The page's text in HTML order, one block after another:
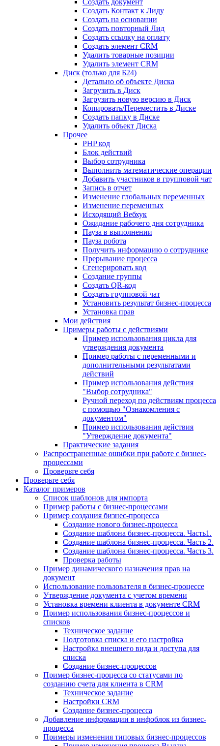
Создать документ
Создать Контакт к Лиду
Создать на основании
Создать повторный Лид
Создать ссылку на оплату
Создать элемент CRM
Удалить товарные позиции
Удалить элемент CRM
Диск (только для Б24)
Детально об объекте Диска
Загрузить в Диск
Загрузить новую версию в Диск
Копировать/Переместить в Диске
Создать папку в Диске
Удалить объект Диска
Прочее
PHP код
Блок действий
Выбор сотрудника
Выполнить математические операции
Добавить участников в групповой чат
Запись в отчет
Изменение глобальных переменных
Изменение переменных
Исходящий Вебхук
Ожидание рабочего дня сотрудника
Пауза в выполнении
Пауза робота
Получить информацию о сотруднике
Прерывание процесса
Сгенерировать код
Создание группы
Создать QR-код
Создать групповой чат
Установить результат бизнес-процесса
Установка прав
Мои действия
Примеры работы с действиями
Пример использования цикла для
утверждения документа
Пример работы с переменными и
дополнительными результатами
действий
Пример использования действия
"Выбор сотрудника"
Ручной переход по действиям процесса
с помощью "Ознакомления с
документом"
Пример использования действия
"Утверждение документа"
Практические задания
Распространенные ошибки при работе с бизнес-
процессами
Проверьте себя
Проверьте себя
Каталог примеров
Список шаблонов для импорта
Пример работы с бизнес-процессами
Пример создания бизнес-процесса
Создание нового бизнес-процесса
Создание шаблона бизнес-процесса. Часть1.
Создание шаблона бизнес-процесса. Часть 2.
Создание шаблона бизнес-процесса. Часть 3.
Проверка работы
Пример динамического назначения прав на
документ
Использование пользователя в бизнес-процессе
Утверждение документа с учетом времени
Установка времени клиента в документе CRM
Пример использования бизнес-процессов и
списков
Техническое задание
Подготовка списка и его настройка
Настройка внешнего вида и доступа для
списка
Создание бизнес-процессов
Пример бизнес-процесса со статусами по
созданию счета для клиента в CRM
Техническое задание
Настройки CRM
Создание бизнес-процесса
Добавление информации в инфоблок из бизнес-
процесса
Примеры изменения типовых бизнес-процессов